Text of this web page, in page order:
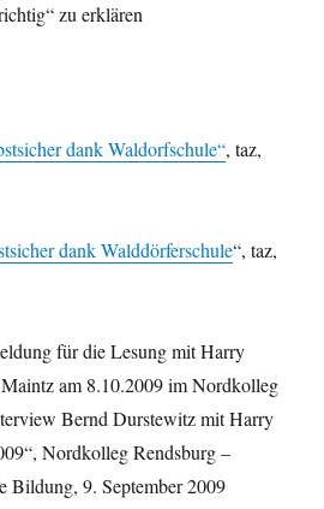
zu erklären
dank Waldorfschule“, taz,
dank Walddörferschule“, taz,
für die Lesung mit Harry
am 8.10.2009 im Nordkolleg
Bernd Durstewitz mit Harry
Nordkolleg Rendsburg –
Bildung, 9. September 2009